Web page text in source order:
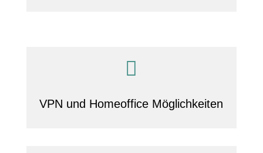

VPN und Homeoffice Möglichkeiten